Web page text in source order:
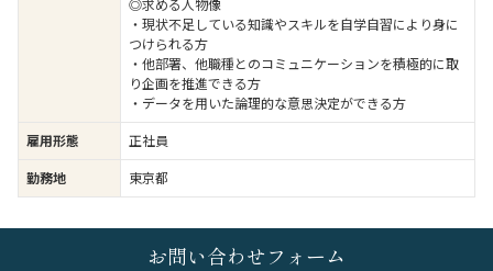
◎求める人物像
・現状不足している知識やスキルを自学自習により身に
つけられる方
・他部署、他職種とのコミュニケーションを積極的に取
り企画を推進できる方
・データを用いた論理的な意思決定ができる方
雇用形態
正社員
勤務地
東京都
お問い合わせフォーム